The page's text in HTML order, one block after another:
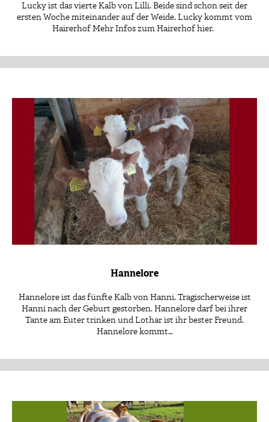
Lucky ist das vierte Kalb von Lilli. Beide sind schon seit der
ersten Woche miteinander auf der Weide. Lucky kommt vom
Hairerhof Mehr Infos zum Hairerhof hier.
Hannelore
Hannelore ist das fünfte Kalb von Hanni. Tragischerweise ist
Hanni nach der Geburt gestorben. Hannelore darf bei ihrer
Tante am Euter trinken und Lothar ist ihr bester Freund.
Hannelore kommt…